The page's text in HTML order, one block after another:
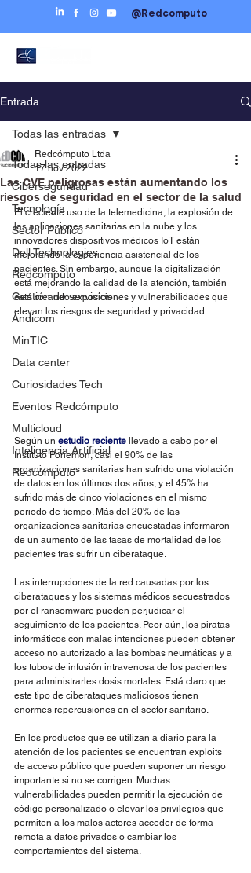
@Redcomputo
Entrada
Todas las entradas
Ciberseguridad
Tecnología
Sector Público
Dell Technologies
Redcómputo
Gestión de servicios
Andicom
MinTIC
Data center
Curiosidades Tech
Eventos Redcómputo
Multicloud
Inteligencia Artificial
Redcómputo
Todas las entradas
Las CVE peligrosas están aumentando los
riesgos de seguridad en el sector de la salud
Redcómputo Ltda
17 nov 2022
El creciente uso de la telemedicina, la explosión de
las aplicaciones sanitarias en la nube y los
innovadores dispositivos médicos IoT están
mejorando la experiencia asistencial de los
pacientes. Sin embargo, aunque la digitalización
está mejorando la calidad de la atención, también
está creando exposiciones y vulnerabilidades que
elevan los riesgos de seguridad y privacidad.
Según un estudio reciente llevado a cabo por el
Instituto Ponemon, casi el 90% de las
organizaciones sanitarias han sufrido una violación
de datos en los últimos dos años, y el 45% ha
sufrido más de cinco violaciones en el mismo
periodo de tiempo. Más del 20% de las
organizaciones sanitarias encuestadas informaron
de un aumento de las tasas de mortalidad de los
pacientes tras sufrir un ciberataque.
Las interrupciones de la red causadas por los
ciberataques y los sistemas médicos secuestrados
por el ransomware pueden perjudicar el
seguimiento de los pacientes. Peor aún, los piratas
informáticos con malas intenciones pueden obtener
acceso no autorizado a las bombas neumáticas y a
los tubos de infusión intravenosa de los pacientes
para administrarles dosis mortales. Está claro que
este tipo de ciberataques maliciosos tienen
enormes repercusiones en el sector sanitario.
En los productos que se utilizan a diario para la
atención de los pacientes se encuentran exploits
de acceso público que pueden suponer un riesgo
importante si no se corrigen. Muchas
vulnerabilidades pueden permitir la ejecución de
código personalizado o elevar los privilegios que
permiten a los malos actores acceder de forma
remota a datos privados o cambiar los
comportamientos del sistema.